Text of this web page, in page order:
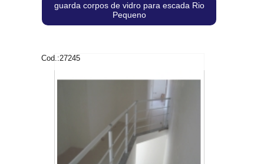
guarda corpos de vidro para escada Rio
Pequeno
Cod.:27245